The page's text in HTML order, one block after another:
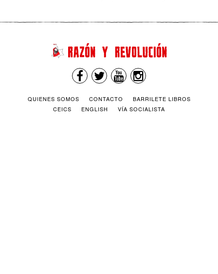
QUIENES SOMOS CONTACTO
BARRILETE LIBROS
CEICS
ENGLISH VÍA SOCIALISTA